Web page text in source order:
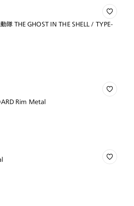
隊 THE GHOST IN THE SHELL / TYPE-
Rim Metal